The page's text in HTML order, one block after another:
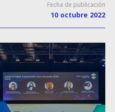
Fecha de publicación
10 octubre 2022